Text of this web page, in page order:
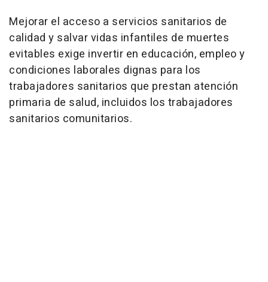
Mejorar el acceso a servicios sanitarios de
calidad y salvar vidas infantiles de muertes
evitables exige invertir en educación, empleo y
condiciones laborales dignas para los
trabajadores sanitarios que prestan atención
primaria de salud, incluidos los trabajadores
sanitarios comunitarios.